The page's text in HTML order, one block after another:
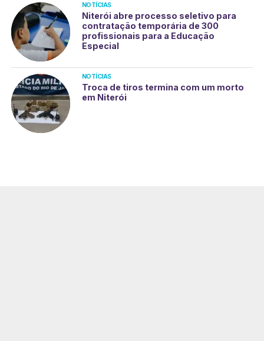
NOTÍCIAS
Niterói abre processo seletivo para
contratação temporária de 300
profissionais para a Educação
Especial
NOTÍCIAS
Troca de tiros termina com um morto
em Niterói